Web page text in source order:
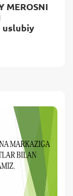
MEROSNI
uslubiy